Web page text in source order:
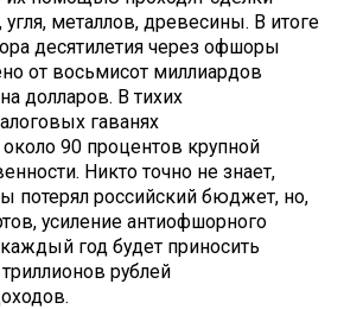
металлов, древесины. В итоге
десятилетия через офшоры
от восьмисот миллиардов
долларов. В тихих
гаванях
90 процентов крупной
Никто точно не знает,
потерял российский бюджет, но,
усиление антиофшорного
год будет приносить
руб­лей